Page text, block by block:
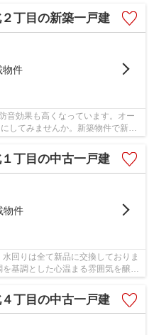
丁目の新築一戸建
物件
音効果も高くなっています。オー
してみませんか。新築物件で新た
丁目の中古一戸建
物件
回りは全て新品に交換しておりま
基調とした心温まる雰囲気を醸し
対面式で...
丁目の中古一戸建